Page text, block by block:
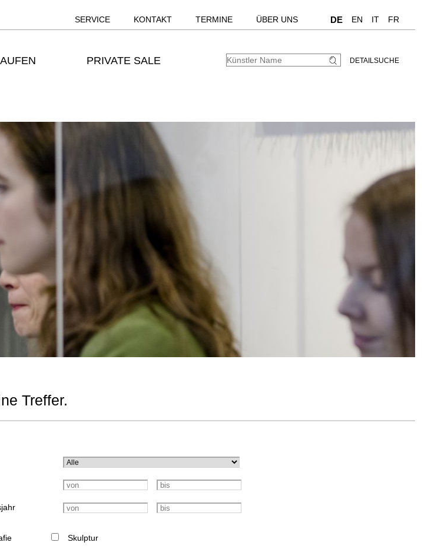
SERVICE KONTAKT TERMINE ÜBER UNS DE EN IT FR
PRIVATE SALE DETAILSUCHE
Treffer.
Skulptur